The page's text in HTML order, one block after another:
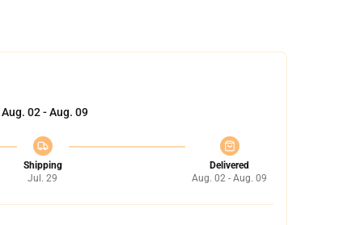
Aug. 02 - Aug. 09
Shipping
Jul. 29
Delivered
Aug. 02 - Aug. 09